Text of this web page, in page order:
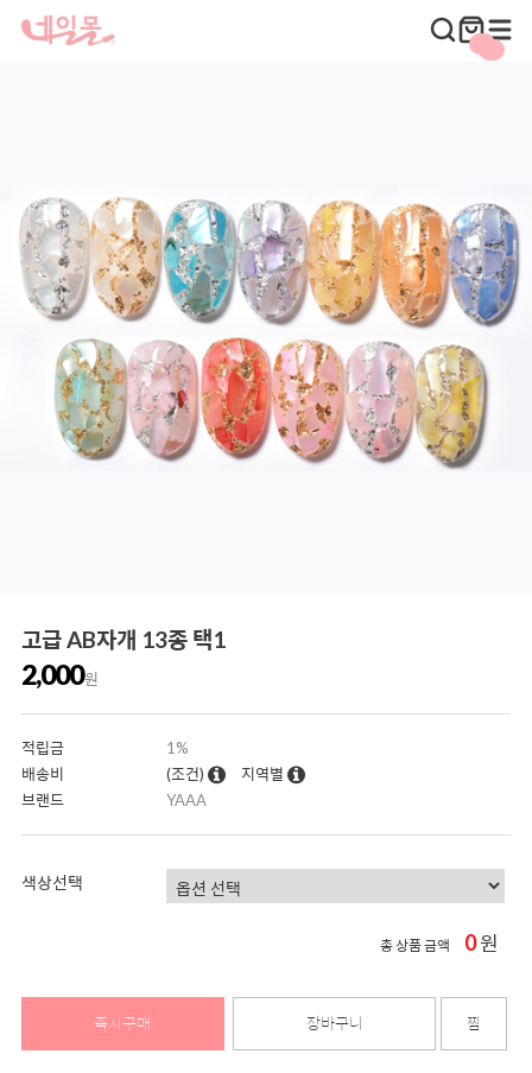
고급 AB자개 13종 택1
2,000원
적립금
1%
배송비
(조건)
지역별
브랜드
YAAA
색상선택
총 상품 금액 0원
즉시구매 장바구니 찜